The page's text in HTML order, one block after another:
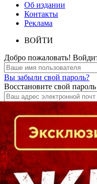
Об издании
Контакты
Реклама
ВОЙТИ
Добро пожаловать!
Вы забыли свой пароль?
Восстановите свой пароль
Кто есть кто в